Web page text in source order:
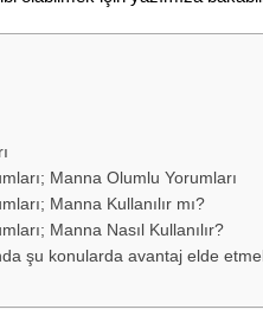
Manna Olumlu Yorumları
Manna Kullanılır mı?
Manna Nasıl Kullanılır?
şu konularda avantaj elde